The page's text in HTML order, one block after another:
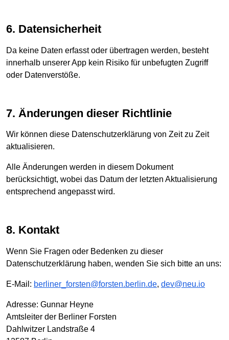
6. Datensicherheit
Da keine Daten erfasst oder übertragen werden, besteht
innerhalb unserer App kein Risiko für unbefugten Zugriff
oder Datenverstöße.
7. Änderungen dieser Richtlinie
Wir können diese Datenschutzerklärung von Zeit zu Zeit
aktualisieren.
Alle Änderungen werden in diesem Dokument
berücksichtigt, wobei das Datum der letzten Aktualisierung
entsprechend angepasst wird.
8. Kontakt
Wenn Sie Fragen oder Bedenken zu dieser
Datenschutzerklärung haben, wenden Sie sich bitte an uns:
E-Mail: berliner_forsten@forsten.berlin.de, dev@neu.io
Adresse: Gunnar Heyne
Amtsleiter der Berliner Forsten
Dahlwitzer Landstraße 4